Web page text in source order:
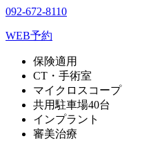
092-672-8110
WEB予約
保険適用
CT・手術室
マイクロスコープ
共用駐車場40台
インプラント
審美治療